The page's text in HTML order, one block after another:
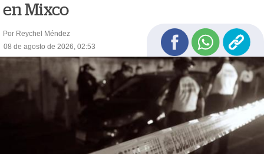
en Mixco
Por Reychel Méndez
08 de agosto de 2026, 02:53